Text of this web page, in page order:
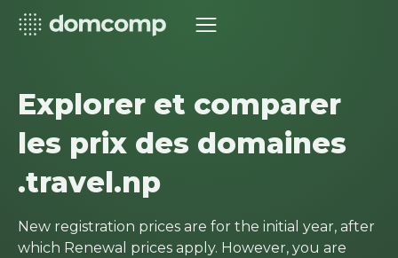
Explorer et comparer
les prix des domaines
.travel.np
New registration prices are for the initial year, after
which Renewal prices apply. However, you are